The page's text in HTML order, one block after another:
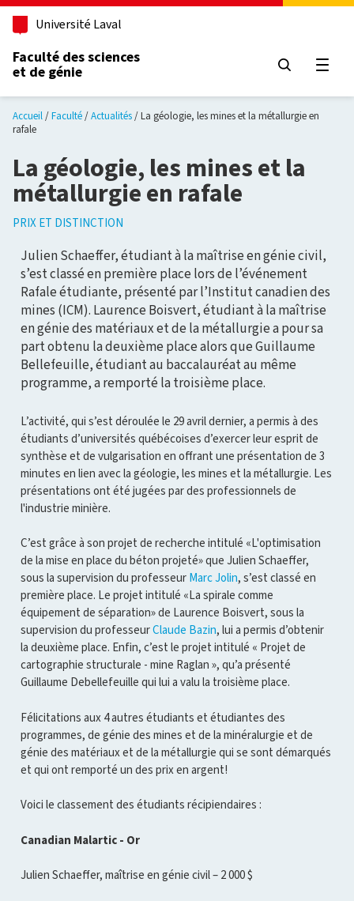
Aller au contenu principal
Université Laval
Faculté des sciences
et de génie
Accueil Faculté Actualités
La géologie, les mines et la métallurgie en
rafale
La géologie, les mines et la
métallurgie en rafale
PRIX ET DISTINCTION
Julien Schaeffer, étudiant à la maîtrise en génie civil,
s’est classé en première place lors de l’événement
Rafale étudiante, présenté par l’Institut canadien des
mines (ICM). Laurence Boisvert, étudiant à la maîtrise
en génie des matériaux et de la métallurgie a pour sa
part obtenu la deuxième place alors que Guillaume
Bellefeuille, étudiant au baccalauréat au même
programme, a remporté la troisième place.
L’activité, qui s’est déroulée le 29 avril dernier, a permis à des
étudiants d’universités québécoises d’exercer leur esprit de
synthèse et de vulgarisation en offrant une présentation de 3
minutes en lien avec la géologie, les mines et la métallurgie. Les
présentations ont été jugées par des professionnels de
l'industrie minière.
C’est grâce à son projet de recherche intitulé «L'optimisation
de la mise en place du béton projeté» que Julien Schaeffer,
sous la supervision du professeur Marc Jolin, s’est classé en
première place. Le projet intitulé «La spirale comme
équipement de séparation» de Laurence Boisvert, sous la
supervision du professeurClaude Bazin, lui a permis d’obtenir
la deuxième place. Enfin, c’est le projet intitulé « Projet de
cartographie structurale - mine Raglan », qu’a présenté
Guillaume Debellefeuille qui lui a valu la troisième place.
Félicitations aux 4 autres étudiants et étudiantes des
programmes, de génie des mines et de la minéralurgie et de
génie des matériaux et de la métallurgie qui se sont démarqués
et qui ont remporté un des prix en argent!
Voici le classement des étudiants récipiendaires :
Canadian Malartic - Or
Julien Schaeffer, maîtrise en génie civil – 2 000 $